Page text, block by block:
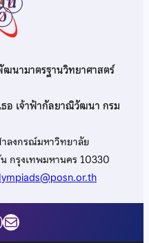
นามาตรฐานวิทยาศาสตร์
อ เจ้าฟ้ากัลยาณิวัฒนา กรม
ลงกรณ์มหาวิทยาลัย
กรุงเทพมหานคร 10330
Mail